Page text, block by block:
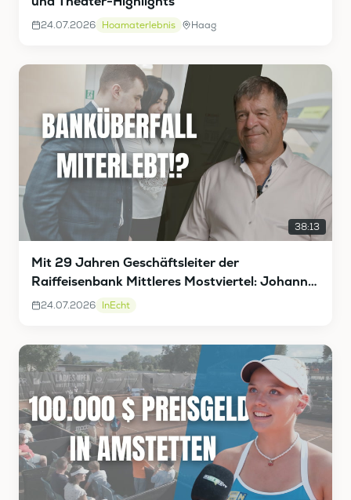
24.07.2026 Hoamaterlebnis Haag
38:13
Mit 29 Jahren Geschäftsleiter der
Raiffeisenbank Mittleres Mostviertel: Johann
Vieghofer InEcht
24.07.2026 InEcht